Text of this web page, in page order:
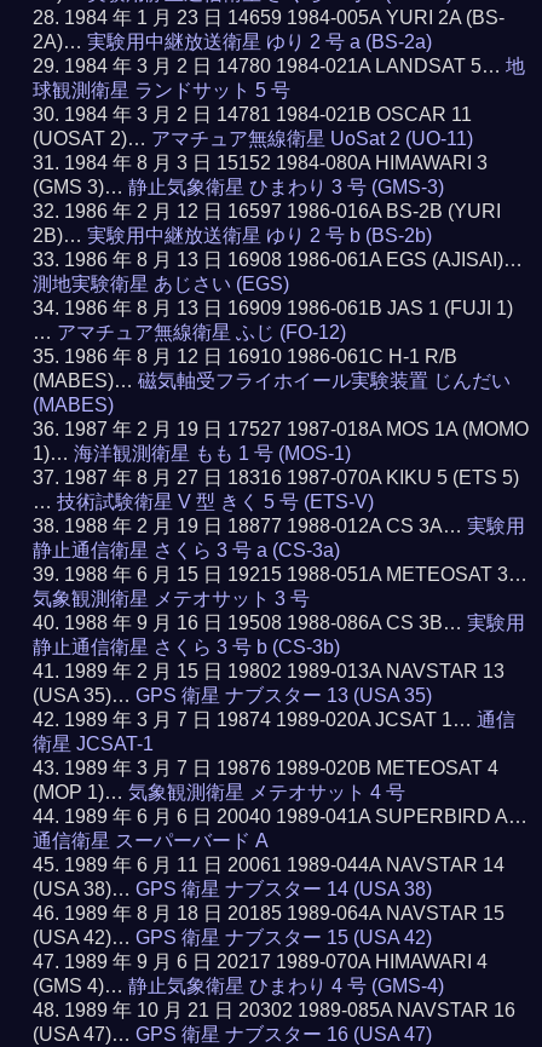
1984 年 1 月 23 日 14659 1984-005A YURI 2A (BS-
2A)…実験用中継放送衛星 ゆり 2 号 a (BS-2a)
1984 年 3 月 2 日 14780 1984-021A LANDSAT 5…地
球観測衛星 ランドサット 5 号
1984 年 3 月 2 日 14781 1984-021B OSCAR 11
(UOSAT 2)… アマチュア無線衛星 UoSat 2 (UO-11)
1984 年 8 月 3 日 15152 1984-080A HIMAWARI 3
(GMS 3)…静止気象衛星 ひまわり 3 号 (GMS-3)
1986 年 2 月 12 日 16597 1986-016A BS-2B (YURI
2B)…実験用中継放送衛星 ゆり 2 号 b (BS-2b)
1986 年 8 月 13 日 16908 1986-061A EGS (AJISAI)…
測地実験衛星 あじさい (EGS)
1986 年 8 月 13 日 16909 1986-061B JAS 1 (FUJI 1)
… アマチュア無線衛星 ふじ (FO-12)
1986 年 8 月 12 日 16910 1986-061C H-1 R/B
(MABES)…磁気軸受フライホイール実験装置 じんだい
(MABES)
1987 年 2 月 19 日 17527 1987-018A MOS 1A (MOMO
1)…海洋観測衛星 もも 1 号 (MOS-1)
1987 年 8 月 27 日 18316 1987-070A KIKU 5 (ETS 5)
…技術試験衛星 V 型 きく 5 号 (ETS-V)
1988 年 2 月 19 日 18877 1988-012A CS 3A…実験用
静止通信衛星 さくら 3 号 a (CS-3a)
1988 年 6 月 15 日 19215 1988-051A METEOSAT 3…
気象観測衛星 メテオサット 3 号
1988 年 9 月 16 日 19508 1988-086A CS 3B…実験用
静止通信衛星 さくら 3 号 b (CS-3b)
1989 年 2 月 15 日 19802 1989-013A NAVSTAR 13
(USA 35)…GPS 衛星 ナブスター 13 (USA 35)
1989 年 3 月 7 日 19874 1989-020A JCSAT 1…通信
衛星 JCSAT-1
1989 年 3 月 7 日 19876 1989-020B METEOSAT 4
(MOP 1)…気象観測衛星 メテオサット 4 号
1989 年 6 月 6 日 20040 1989-041A SUPERBIRD A…
通信衛星 スーパーバード A
1989 年 6 月 11 日 20061 1989-044A NAVSTAR 14
(USA 38)…GPS 衛星 ナブスター 14 (USA 38)
1989 年 8 月 18 日 20185 1989-064A NAVSTAR 15
(USA 42)…GPS 衛星 ナブスター 15 (USA 42)
1989 年 9 月 6 日 20217 1989-070A HIMAWARI 4
(GMS 4)…静止気象衛星 ひまわり 4 号 (GMS-4)
1989 年 10 月 21 日 20302 1989-085A NAVSTAR 16
(USA 47)…GPS 衛星 ナブスター 16 (USA 47)